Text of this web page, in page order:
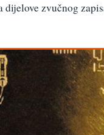
dijelove zvučnog